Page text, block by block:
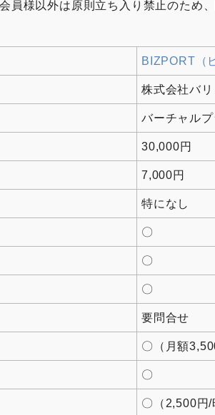
員様以外は原則立ち入り禁止のため
BIZPORT（
株式会社バ
バーチャルプ
30,000円
7,000円
特になし
〇
〇
〇
要問合せ
〇（月額
〇
〇（2,500円/